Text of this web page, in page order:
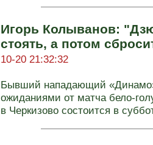
Игорь Колыванов:
стоять, а потом
10-20 21:32:32
Бывший нападающий
ожиданиями от матча бело-
в Черкизово состоится в